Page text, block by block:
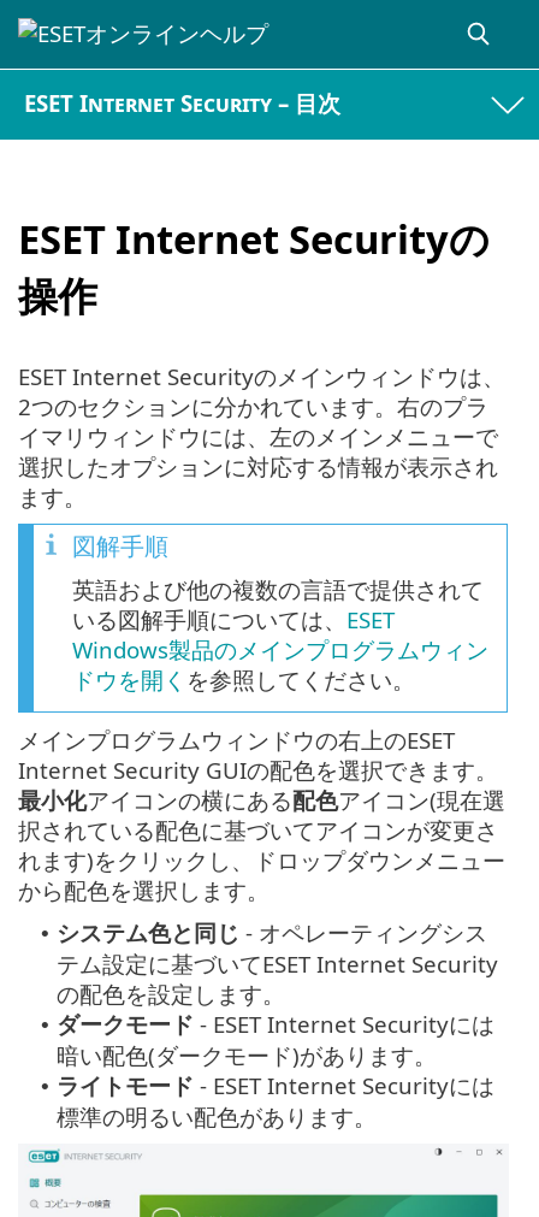
ESET Internet Security – 目次
ESET Internet Securityの
操作
ESET Internet Securityのメインウィンドウは、
2つのセクションに分かれています。右のプラ
イマリウィンドウには、左のメインメニューで
選択したオプションに対応する情報が表示され
ます。
図解手順
英語および他の複数の言語で提供されて
いる図解手順については、 ESET
Windows製品のメインプログラムウィン
ドウを開く を参照してください。
メインプログラムウィンドウの右上のESET
Internet Security GUIの配色を選択できます。
最小化アイコンの横にある配色アイコン(現在選
択されている配色に基づいてアイコンが変更さ
れます)をクリックし、ドロップダウンメニュー
から配色を選択します。
• システム色と同じ - オペレーティングシス
テム設定に基づいてESET Internet Security
の配色を設定します。
• ダークモード - ESET Internet Securityには
暗い配色(ダークモード)があります。
• ライトモード - ESET Internet Securityには
標準の明るい配色があります。